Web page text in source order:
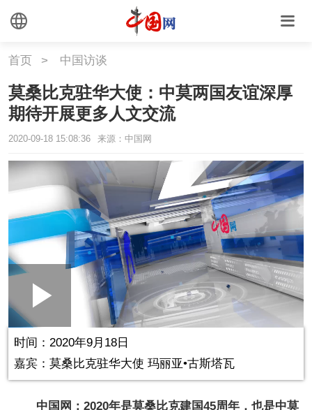
首页 > 中国访谈
莫桑比克驻华大使：中莫两国友谊深厚
期待开展更多人文交流
2020-09-18 15:08:36 来源：中国网
Play
Video
Picture-
in-
Picture
时间：2020年9月18日
嘉宾：莫桑比克驻华大使 玛丽亚•古斯塔瓦
中国网：2020年是莫桑比克建国45周年，也是中莫